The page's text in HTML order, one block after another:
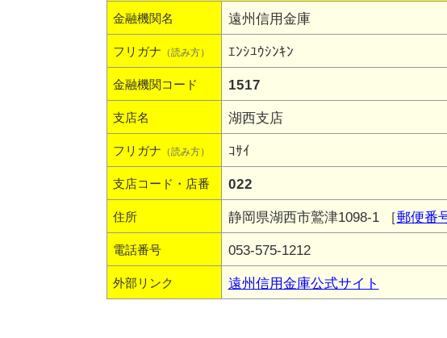
金融機関名 遠州信用金庫
フリガナ （読み方） ｴﾝｼﾕｳｼﾝｷﾝ
金融機関コード 1517
支店名 湖西支店
フリガナ （読み方） ｺｻｲ
支店コード・店番 022
住所 静岡県湖西市鷲津1098-1 ［郵便番
電話番号 053-575-1212
外部リンク 遠州信用金庫公式サイト